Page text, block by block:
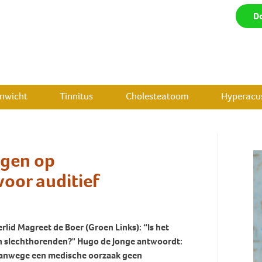
Tinnitus Cholesteatoom
op
auditief
Magreet de Boer (Groen Links): “Is het
Hugo de Jonge antwoordt:
een medische oorzaak geen